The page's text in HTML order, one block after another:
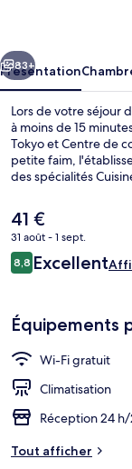
Suivant
83+
Présentation
Lors de votre séjour
à moins de 15
Tokyo et Centre de
petite faim,
des spécialités
pour accéder à
L'hébergement se
transports publics :
9 min et Station de
Le
prix
actuel
est
41 €
31 août - 1 sept.
Avis
voyageurs
8,88,8 sur 10
Excellent
Équipements
Wi-Fi gratuit
Climatisation
Réception 24
Tout afficher